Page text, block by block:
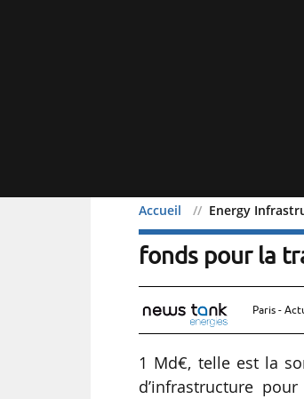
Accueil Energy
Energy
fonds pour la
Paris -
1 Md€, telle est la
d’infrastructure